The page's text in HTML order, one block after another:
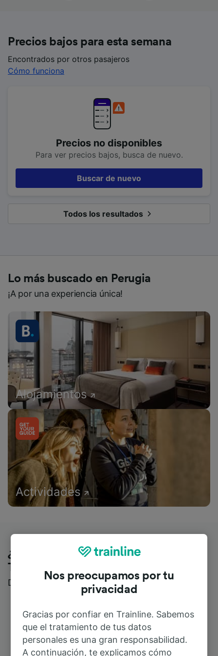
Precios bajos para esta semana
Encontrados por otros pasajeros
Cómo funciona
Precios no disponibles
Para ver precios bajos, busca de nuevo.
Buscar de nuevo
Todos los resultados
Lo más buscado en Perugia
¡A por una experiencia única!
Alojamientos
Actividades
¿Qué piensan nuestros clientes de
Trainline?
Descubre reseñas reales de nuestros viajeros
Nos preocupamos por tu
privacidad
Gracias por confiar en Trainline. Sabemos
que el tratamiento de tus datos
personales es una gran responsabilidad.
A continuación, te explicamos cómo